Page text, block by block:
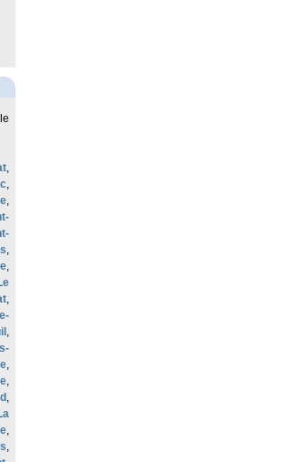
,
,
,
,
,
,
,
,
,
,
,
,